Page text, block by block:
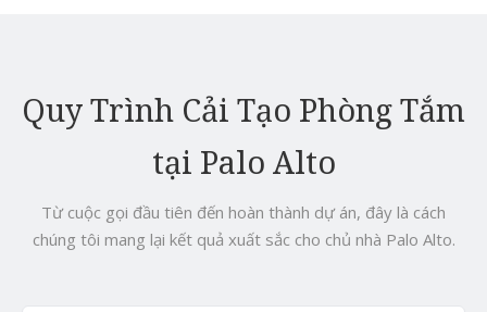
Quy Trình Cải Tạo Phòng Tắm
tại Palo Alto
Từ cuộc gọi đầu tiên đến hoàn thành dự án, đây là cách
chúng tôi mang lại kết quả xuất sắc cho chủ nhà Palo Alto.